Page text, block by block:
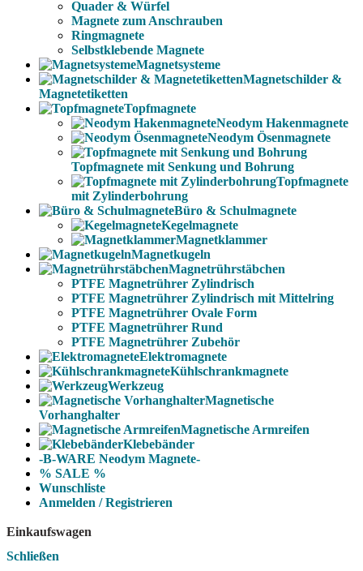
Quader & Würfel
Magnete zum Anschrauben
Ringmagnete
Selbstklebende Magnete
Magnetsysteme
Magnetschilder &
Magnetetiketten
Topfmagnete
Neodym Hakenmagnete
Neodym Ösenmagnete
Topfmagnete mit Senkung und Bohrung
Topfmagnete
mit Zylinderbohrung
Büro & Schulmagnete
Kegelmagnete
Magnetklammer
Magnetkugeln
Magnetrührstäbchen
PTFE Magnetrührer Zylindrisch
PTFE Magnetrührer Zylindrisch mit Mittelring
PTFE Magnetrührer Ovale Form
PTFE Magnetrührer Rund
PTFE Magnetrührer Zubehör
Elektromagnete
Kühlschrankmagnete
Werkzeug
Magnetische
Vorhanghalter
Magnetische Armreifen
Klebebänder
-B-WARE Neodym Magnete-
% SALE %
Wunschliste
Anmelden / Registrieren
Einkaufswagen
Schließen